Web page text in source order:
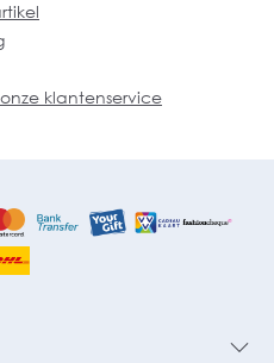
klantenservice